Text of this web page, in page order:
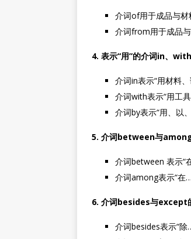
介词of用于成品与
介词from用于成品
4. 表示“用”的介词in、
介词in表示“用材料
介词with表示“用工
介词by表示“用、以
5. 介词between与
介词between 表示“
介词among表示“在
6. 介词besides与except
介词besides表示“